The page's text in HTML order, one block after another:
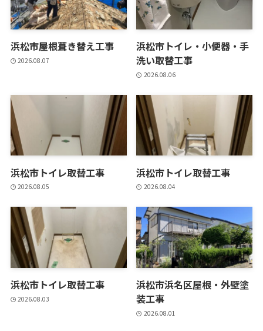
浜松市屋根葺き替え工事
2026.08.07
浜松市トイレ・小便器・手
洗い取替工事
2026.08.06
浜松市トイレ取替工事
2026.08.05
浜松市トイレ取替工事
2026.08.04
浜松市トイレ取替工事
2026.08.03
浜松市浜名区屋根・外壁塗
装工事
2026.08.01